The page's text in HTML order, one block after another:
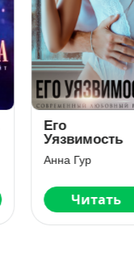
Читать